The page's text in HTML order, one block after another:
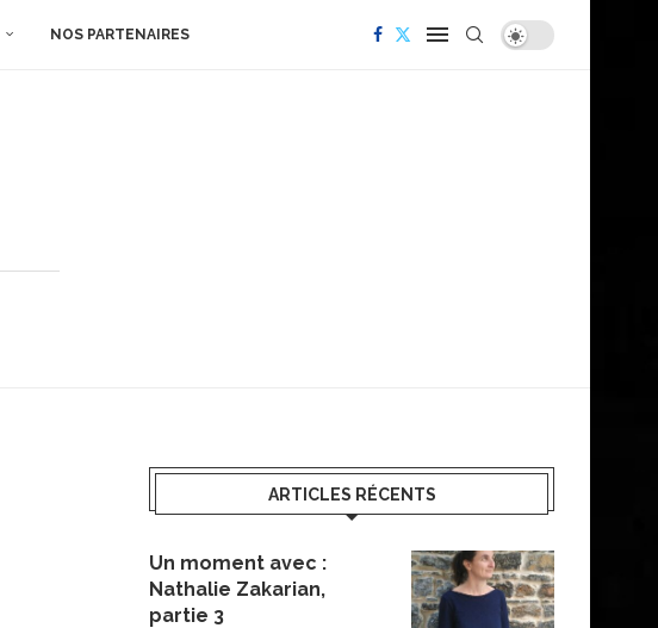
NOS PARTENAIRES
ARTICLES RÉCENTS
Un moment avec :
Nathalie Zakarian,
partie 3